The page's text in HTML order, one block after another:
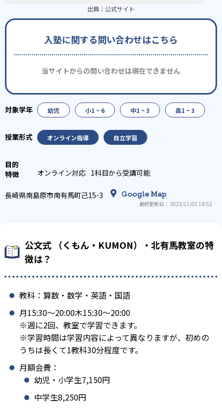
出典： 公式サイト
入塾に関する問い合わせはこちら
当サイトからの問い合わせは現在できません
幼児 小1 ~ 6 中1 ~ 3 高1 ~ 3
オンライン指導 自立学習
オンライン対応 1科目から受講可能
長崎県南島原市南有馬町己15-3 Google Map
最終更新日： 2023/11/01 16:52
公文式 （くもん・KUMON）・北有馬教室の特
徴は？
教科：算数・数学・英語・国語
月15:30〜20:00木15:30〜20:00
※週に2回、教室で学習できます。
※学習時間は学習内容によって異なりますが、初めの
うちは長くて1教科30分程度です。
月額会費：
幼児・小学生7,150円
中学生8,250円